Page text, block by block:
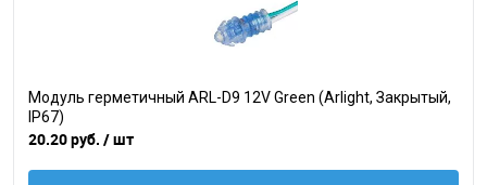
Модуль герметичный ARL-D9 12V Green (Arlight, Закрытый,
IP67)
20.20 руб. / шт